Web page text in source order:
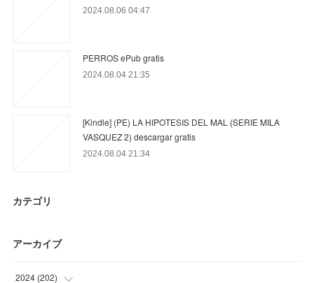
2024.08.06 04:47
PERROS ePub gratis
2024.08.04 21:35
[Kindle] (PE) LA HIPOTESIS DEL MAL (SERIE MILA
VASQUEZ 2) descargar gratis
2024.08.04 21:34
カテゴリ
アーカイブ
2024 (202)